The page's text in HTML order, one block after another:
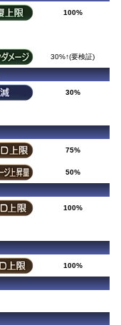
100%
30%↑(要検証)
30%
75%
50%
100%
100%